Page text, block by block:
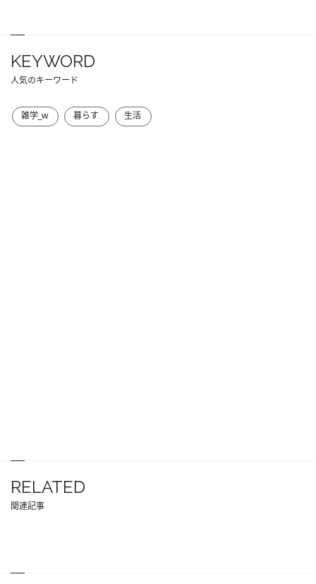
KEYWORD
人気のキーワード
雑学_w 暮らす 生活
RELATED
関連記事